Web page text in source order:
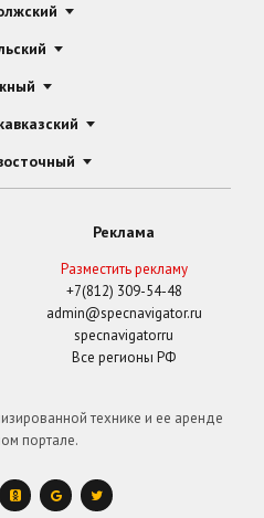
Реклама
Разместить рекламу
+7(812) 309-54-48
admin@specnavigator.ru
specnavigatorru
Все регионы РФ
технике и ее аренде
портале.